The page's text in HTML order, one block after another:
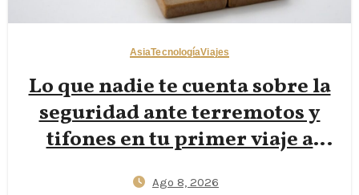
AsiaTecnologíaViajes
Lo que nadie te cuenta sobre la
seguridad ante terremotos y
tifones en tu primer viaje a
Ago 8, 2026